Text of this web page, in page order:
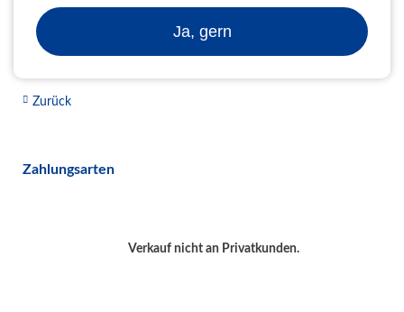
Bindemaschinen zum Verarbeiten
Zurück
Zahlungsarten
Verkauf nicht an Privatkunden.
Ja, gern